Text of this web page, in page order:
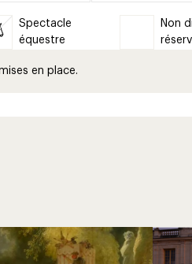
Spectacle
équestre
Non
en place.